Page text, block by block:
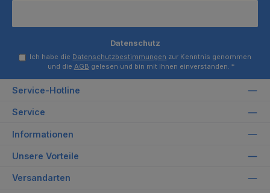
Datenschutz
Ich habe die Datenschutzbestimmungen zur Kenntnis genommen
und die AGB gelesen und bin mit ihnen einverstanden. *
Service-Hotline
Service
Informationen
Unsere Vorteile
Versandarten